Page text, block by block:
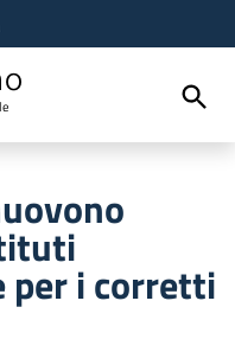
per i corretti